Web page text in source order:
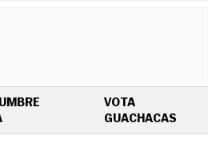
OPENS IN NEW WINDOW
VOTA
GUACHACAS